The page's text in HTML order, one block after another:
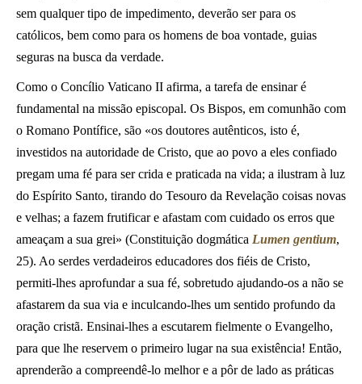
sem qualquer tipo de impedimento, deverão ser para os
católicos, bem como para os homens de boa vontade, guias
seguras na busca da verdade.
Como o Concílio Vaticano II afirma, a tarefa de ensinar é
fundamental na missão episcopal. Os Bispos, em comunhão com
o Romano Pontífice, são «os doutores autênticos, isto é,
investidos na autoridade de Cristo, que ao povo a eles confiado
pregam uma fé para ser crida e praticada na vida; a ilustram à luz
do Espírito Santo, tirando do Tesouro da Revelação coisas novas
e velhas; a fazem frutificar e afastam com cuidado os erros que
ameaçam a sua grei» (Constituição dogmática Lumen gentium,
25). Ao serdes verdadeiros educadores dos fiéis de Cristo,
permiti-lhes aprofundar a sua fé, sobretudo ajudando-os a não se
afastarem da sua via e inculcando-lhes um sentido profundo da
oração cristã. Ensinai-lhes a escutarem fielmente o Evangelho,
para que lhe reservem o primeiro lugar na sua existência! Então,
aprenderão a compreendê-lo melhor e a pôr de lado as práticas